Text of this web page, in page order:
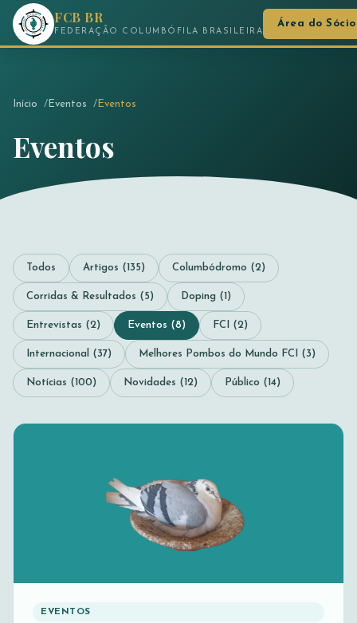
FCB BR
FEDERAÇÃO COLUMBÓFILA BRASILEIRA
Área do Sócio
Início Eventos Eventos
Eventos
Todos Artigos (135) Columbódromo (2)
Corridas & Resultados (5) Doping (1)
Entrevistas (2) Eventos (8) FCI (2)
Internacional (37) Melhores Pombos do Mundo FCI (3)
Notícias (100) Novidades (12) Público (14)
EVENTOS